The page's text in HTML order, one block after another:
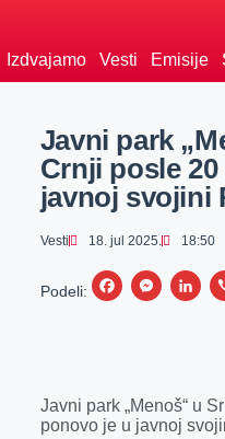
Izdvajamo Vesti Emisije
Javni park
Crnji posle
javnoj svojini
Vesti 18. jul 2025. 18:50
Podeli:
F
b
M
e
L
e
Javni park „Menoš“ u
ponovo je u javnoj